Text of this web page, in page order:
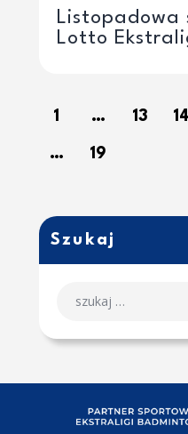
Listopadowa
Lotto
1 … 13 14
… 19
Szukaj